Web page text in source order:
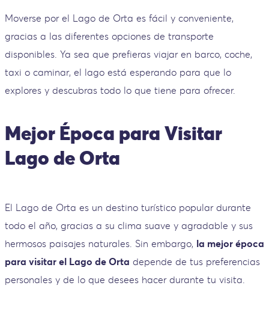
Moverse por el Lago de Orta es fácil y conveniente,
gracias a las diferentes opciones de transporte
disponibles. Ya sea que prefieras viajar en barco, coche,
taxi o caminar, el lago está esperando para que lo
explores y descubras todo lo que tiene para ofrecer.
Mejor Época para Visitar
Lago de Orta
El Lago de Orta es un destino turístico popular durante
todo el año, gracias a su clima suave y agradable y sus
hermosos paisajes naturales. Sin embargo, la mejor época
para visitar el Lago de Orta depende de tus preferencias
personales y de lo que desees hacer durante tu visita.